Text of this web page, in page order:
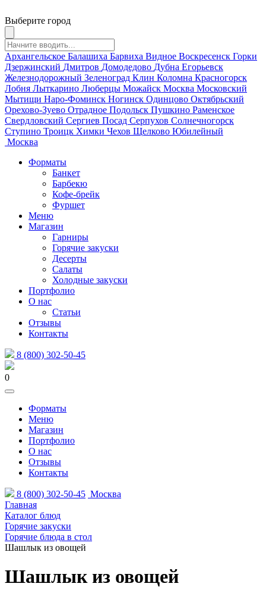
Выберите город
Архангельское Балашиха Барвиха Видное Воскресенск Горки
Дзержинский Дмитров Домодедово Дубна Егорьевск
Железнодорожный Зеленоград Клин Коломна Красногорск
Лобня Лыткарино Люберцы Можайск Москва Московский
Мытищи Наро-Фоминск Ногинск Одинцово Октябрьский
Орехово-Зуево Отрадное Подольск Пушкино Раменское
Свердловский Сергиев Посад Серпухов Солнечногорск
Ступино Троицк Химки Чехов Щелково Юбилейный
Москва
Форматы
Банкет
Барбекю
Кофе-брейк
Фуршет
Меню
Магазин
Гарниры
Горячие закуски
Десерты
Салаты
Холодные закуски
Портфолио
О нас
Статьи
Отзывы
Контакты
8 (800) 302-50-45
0
Форматы
Меню
Магазин
Портфолио
О нас
Отзывы
Контакты
8 (800) 302-50-45 Москва
Главная
Каталог блюд
Горячие закуски
Горячие блюда в стол
Шашлык из овощей
Шашлык из овощей